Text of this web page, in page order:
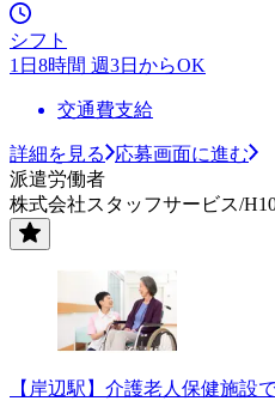
シフト
1日8時間 週3日からOK
交通費支給
詳細を見る
応募画面に進む
派遣労働者
株式会社スタッフサービス/
【岸辺駅】介護老人保健施設